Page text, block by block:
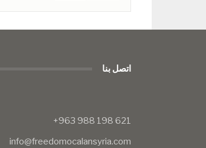
اتصل بنا
info@freedomocalansyria.com